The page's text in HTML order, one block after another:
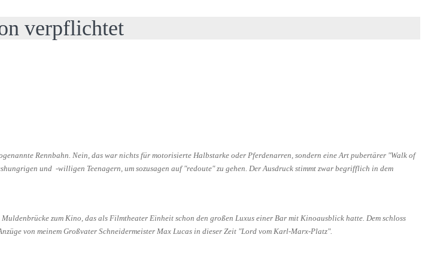
verpflichtet
Rennbahn. Nein, das war nichts für motorisierte Halbstarke oder Pferdenarren, sondern eine Art pubertärer "Walk of
und -willigen Teenagern, um sozusagen auf "redoute" zu gehen. Der Ausdruck stimmt zwar begrifflich in dem
zum Kino, das als Filmtheater Einheit schon den großen Luxus einer Bar mit Kinoausblick hatte. Dem schloss
von meinem Großvater Schneidermeister Max Lucas in dieser Zeit "Lord vom Karl-Marx-Platz".